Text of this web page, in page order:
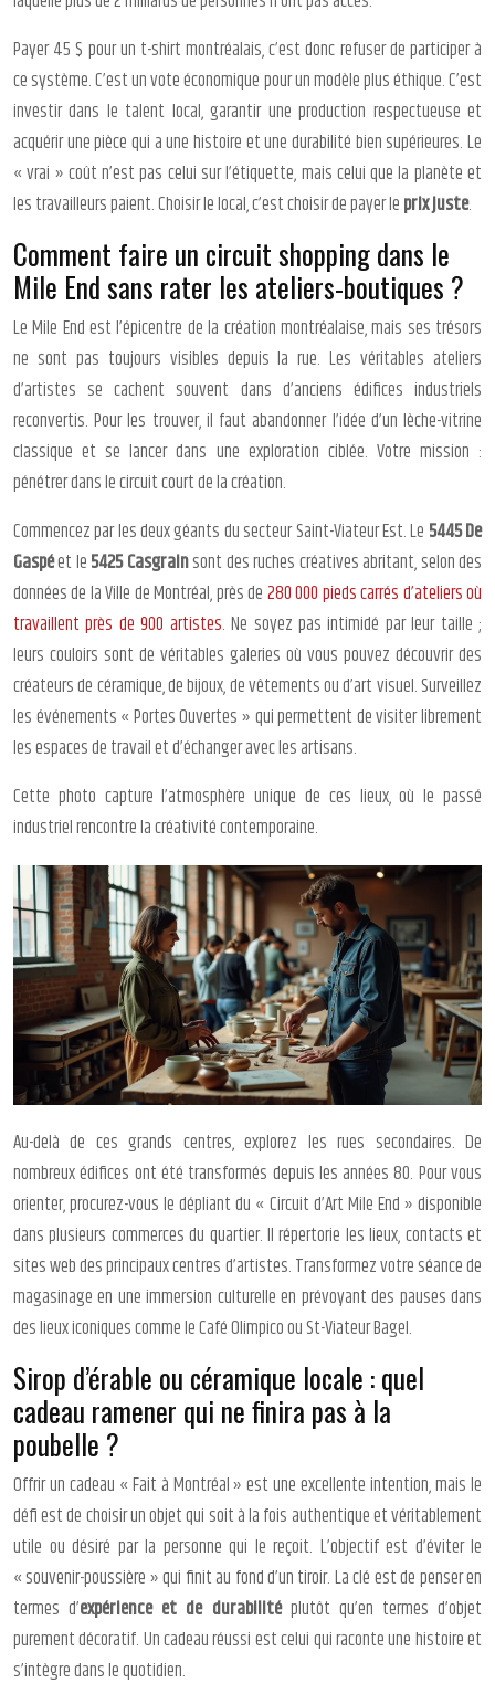
Payer 45 $ pour un t-shirt montréalais, c’est donc refuser de participer à
ce système. C’est un vote économique pour un modèle plus éthique. C’est
investir dans le talent local, garantir une production respectueuse et
acquérir une pièce qui a une histoire et une durabilité bien supérieures. Le
« vrai » coût n’est pas celui sur l’étiquette, mais celui que la planète et
les travailleurs paient. Choisir le local, c’est choisir de payer leprix juste.
Comment faire un circuit shopping dans le
Mile End sans rater les ateliers-boutiques ?
Le Mile End est l’épicentre de la création montréalaise, mais ses trésors
ne sont pas toujours visibles depuis la rue. Les véritables ateliers
d’artistes se cachent souvent dans d’anciens édifices industriels
reconvertis. Pour les trouver, il faut abandonner l’idée d’un lèche-vitrine
classique et se lancer dans une exploration ciblée. Votre mission :
pénétrer dans le circuit court de la création.
Commencez par les deux géants du secteur Saint-Viateur Est. Le 5445 De
Gaspéet le5425 Casgrainsont des ruches créatives abritant, selon des
données de la Ville de Montréal, près de280 000 pieds carrés d’ateliers où
travaillent près de 900 artistes. Ne soyez pas intimidé par leur taille ;
leurs couloirs sont de véritables galeries où vous pouvez découvrir des
créateurs de céramique, de bijoux, de vêtements ou d’art visuel. Surveillez
les événements « Portes Ouvertes » qui permettent de visiter librement
les espaces de travail et d’échanger avec les artisans.
Cette photo capture l’atmosphère unique de ces lieux, où le passé
industriel rencontre la créativité contemporaine.
Au-delà de ces grands centres, explorez les rues secondaires. De
nombreux édifices ont été transformés depuis les années 80. Pour vous
orienter, procurez-vous le dépliant du « Circuit d’Art Mile End » disponible
dans plusieurs commerces du quartier. Il répertorie les lieux, contacts et
sites web des principaux centres d’artistes. Transformez votre séance de
magasinage en une immersion culturelle en prévoyant des pauses dans
des lieux iconiques comme le Café Olimpico ou St-Viateur Bagel.
Sirop d’érable ou céramique locale : quel
cadeau ramener qui ne finira pas à la
poubelle ?
Offrir un cadeau « Fait à Montréal » est une excellente intention, mais le
défi est de choisir un objet qui soit à la fois authentique et véritablement
utile ou désiré par la personne qui le reçoit. L’objectif est d’éviter le
« souvenir-poussière » qui finit au fond d’un tiroir. La clé est de penser en
termes d’expérience et de durabilitéplutôt qu’en termes d’objet
purement décoratif. Un cadeau réussi est celui qui raconte une histoire et
s’intègre dans le quotidien.